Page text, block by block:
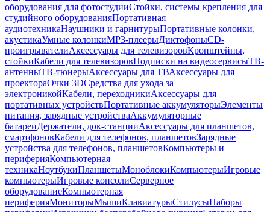
оборудования для фотостудииСтойки, системы крепления для
студийного оборудованияПортативная
аудиотехникаНаушники и гарнитурыПортативные колонки,
акустикаУмные колонкиMP3-плеерыДиктофоныCD-
проигрывателиАксессуары для телевизоровКронштейны,
стойкиКабели для телевизоровПодписки на видеосервисыТВ-
антенныТВ-тюнерыАксессуары для ТВАксессуары для
проектораОчки 3DСредства для ухода за
электроникойКабели, переходникиАксессуары для
портативных устройствПортативные аккумуляторыЭлементы
питания, зарядные устройстваАккумуляторные
батареиДержатели, док-станцииАксессуары для планшетов,
смартфоновКабели для телефонов, планшетовЗарядные
устройства для телефонов, планшетовКомпьютеры и
периферияКомпьютерная
техникаНоутбукиПланшетыМоноблокиКомпьютерыИгровые
компьютерыИгровые консолиСерверное
оборудованиеКомпьютерная
периферияМониторыМышиКлавиатурыСтилусыНаборы